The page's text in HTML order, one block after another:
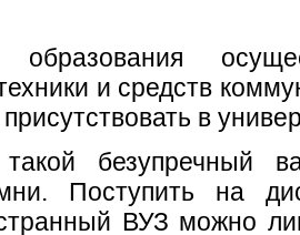
и средств
в
безупречный
Поступить на
ВУЗ можно